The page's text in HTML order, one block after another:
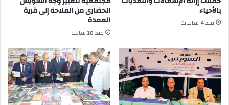
بالأحياء
منذ 4 ساعات
الحضارى من الملاحة إلى قرية
العمدة
منذ 18 ساعة